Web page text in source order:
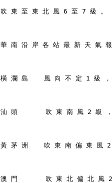
吹 東 至 東 北 風 6 至 7 級 。
華 南 沿 岸 各 站 最 新 天 氣
橫 瀾 島    風 向 不 定 1 級
汕 頭       吹 東 南 風 2 級
黃 茅 洲    吹 東 南 偏 東 風
澳 門       吹 東 北 偏 北